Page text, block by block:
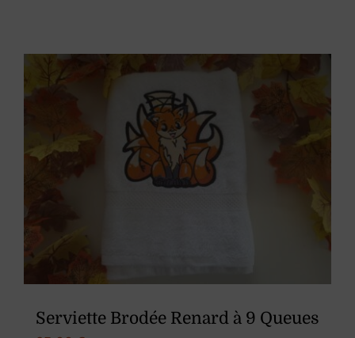
plusieurs
variations.
options
peuvent
être
la
page
du
Serviette Brodée Renard à 9 Queues